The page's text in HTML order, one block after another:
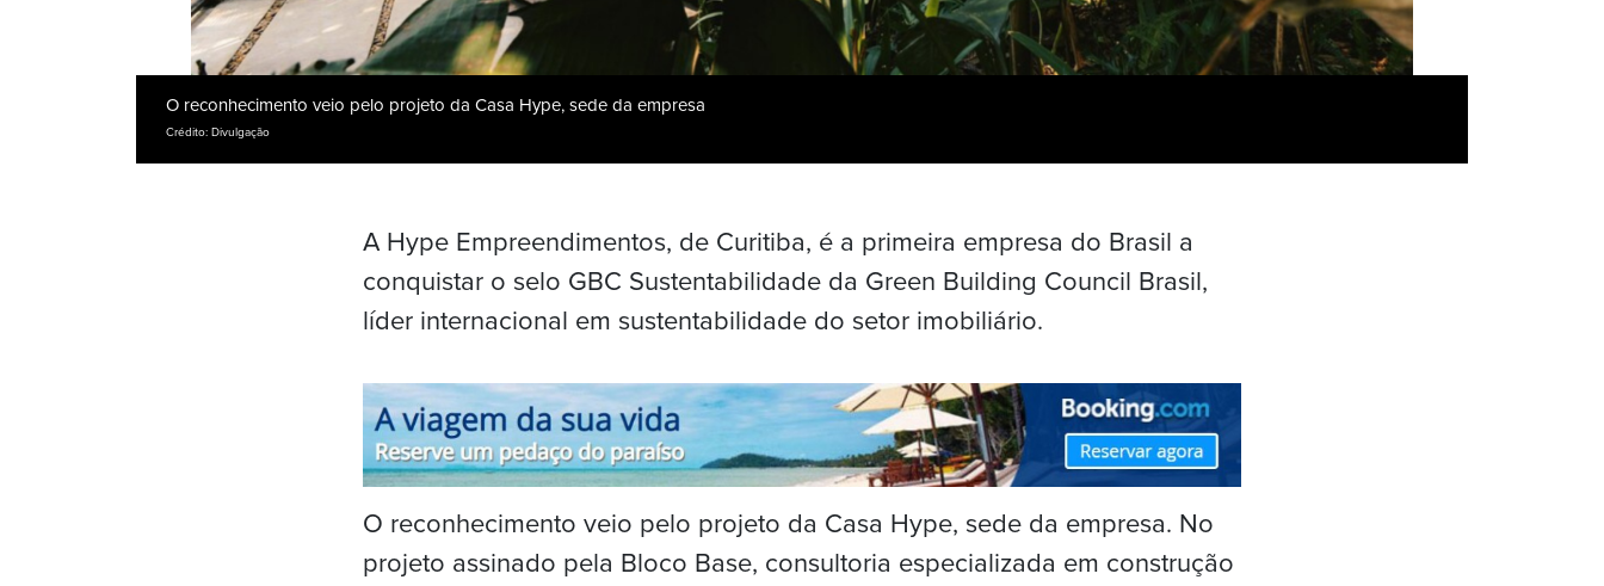
O reconhecimento veio pelo projeto da Casa Hype, sede da empresa
Crédito: Divulgação
A Hype Empreendimentos, de Curitiba, é a primeira empresa do Brasil a
conquistar o selo GBC Sustentabilidade da Green Building Council Brasil,
líder internacional em sustentabilidade do setor imobiliário.
O reconhecimento veio pelo projeto da Casa Hype, sede da empresa. No
projeto assinado pela Bloco Base, consultoria especializada em construção